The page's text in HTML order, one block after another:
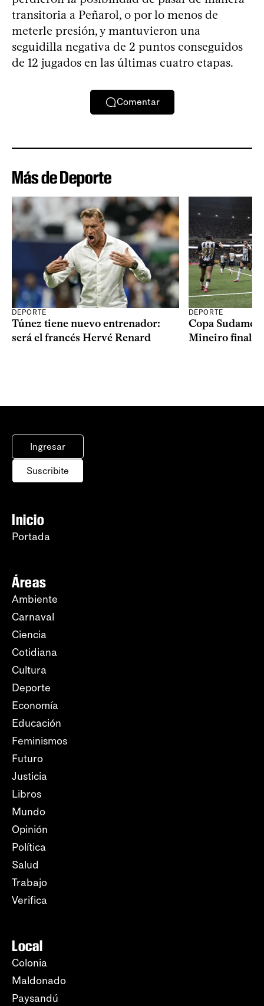
transitoria a Peñarol, o por lo menos de
meterle presión, y mantuvieron una
seguidilla negativa de 2 puntos conseguidos
de 12 jugados en las últimas cuatro etapas.
Comentar
Más de Deporte
DEPORTE
Túnez tiene nuevo entrenador:
será el francés Hervé Renard
DEPORTE
Copa
Mineiro
Ingresar
Suscribite
Inicio
Portada
Áreas
Ambiente
Carnaval
Ciencia
Cotidiana
Cultura
Deporte
Economía
Educación
Feminismos
Futuro
Justicia
Libros
Mundo
Opinión
Política
Salud
Trabajo
Verifica
Local
Colonia
Maldonado
Paysandú